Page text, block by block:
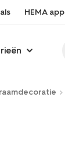
HEMA app
raamdecoratie